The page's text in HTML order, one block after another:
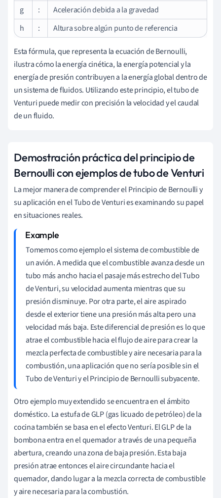
g
:
Aceleración debida a la gravedad
h
: Altura sobre algún punto de referencia
Esta fórmula, que representa la ecuación de Bernoulli,
ilustra cómo la energía cinética, la energía potencial y la
energía de presión contribuyen a la energía global dentro de
un sistema de fluidos. Utilizando este principio, el tubo de
Venturi puede medir con precisión la velocidad y el caudal
de un fluido.
Demostración práctica del principio de
Bernoulli con ejemplos de tubo de Venturi
La mejor manera de comprender el Principio de Bernoulli y
su aplicación en el Tubo de Venturi es examinando su papel
en situaciones reales.
Tomemos como ejemplo el sistema de combustible de
un avión. A medida que el combustible avanza desde un
tubo más ancho hacia el pasaje más estrecho del Tubo
de Venturi, su velocidad aumenta mientras que su
presión disminuye. Por otra parte, el aire aspirado
desde el exterior tiene una presión más alta pero una
velocidad más baja. Este diferencial de presión es lo que
atrae el combustible hacia el flujo de aire para crear la
mezcla perfecta de combustible y aire necesaria para la
combustión, una aplicación que no sería posible sin el
Tubo de Venturi y el Principio de Bernoulli subyacente.
Otro ejemplo muy extendido se encuentra en el ámbito
doméstico. La estufa de GLP (gas licuado de petróleo) de la
cocina también se basa en el efecto Venturi. El GLP de la
bombona entra en el quemador a través de una pequeña
abertura, creando una zona de baja presión. Esta baja
presión atrae entonces el aire circundante hacia el
quemador, dando lugar a la mezcla correcta de combustible
y aire necesaria para la combustión.